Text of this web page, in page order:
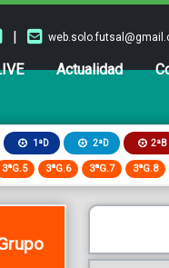
|
Actualidad
1ªD 2ªD 2ªB
3ªG.5 3ªG.6 3ªG.7 3ªG.8